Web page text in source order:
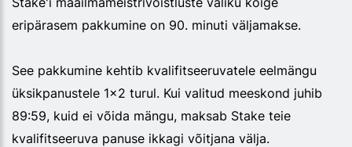
eripärasem pakkumine on 90. minuti väljamakse.
See pakkumine kehtib kvalifitseeruvatele eelmängu
üksikpanustele 1x2 turul. Kui valitud meeskond juhib
89:59, kuid ei võida mängu, maksab Stake teie
kvalifitseeruva panuse ikkagi võitjana välja.